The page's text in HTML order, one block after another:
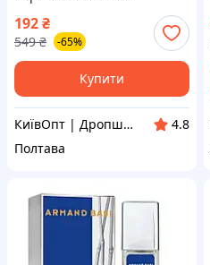
192₴
549 ₴ -65%
Купити
КиївОпт | Дропшип, Опт, Роздріб
4.8
Полтава